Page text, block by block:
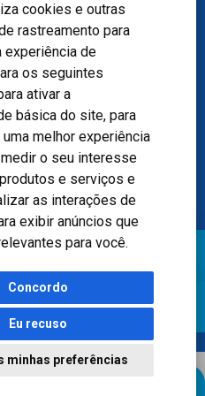
cookies e outras
rastreamento para
experiência de
os seguintes
ativar a
básica do site, para
melhor experiência
o seu interesse
e serviços e
as interações de
exibir anúncios que
para você.
Concordo
Eu recuso
minhas preferências
– Floresta, Porto Alegre – RS,
Nasi - CREMERS 11217
- Registro Empresa (CRM-RS): 425